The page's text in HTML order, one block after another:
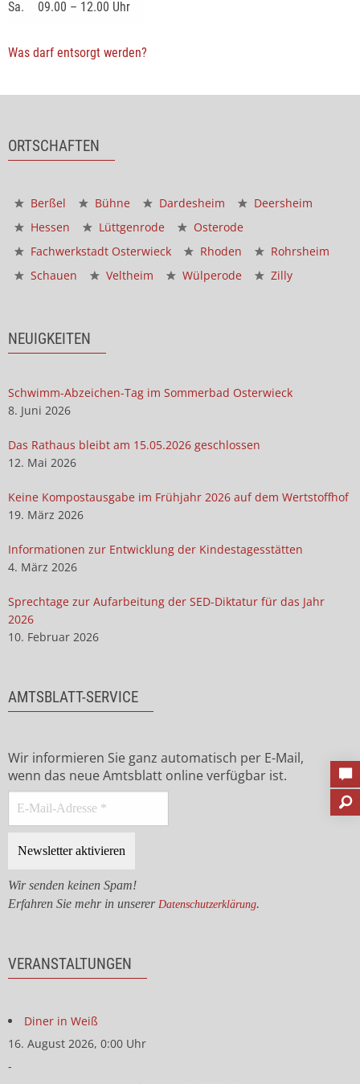
Sa. 09.00 – 12.00 Uhr
Was darf entsorgt werden?
ORTSCHAFTEN
Berßel Bühne Dardesheim
Deersheim
Hessen
Lüttgenrode
Osterode
Fachwerkstadt Osterwieck
Rhoden
Rohrsheim
Schauen
Veltheim Wülperode Zilly
NEUIGKEITEN
Schwimm-Abzeichen-Tag im Sommerbad Osterwieck
8. Juni 2026
Das Rathaus bleibt am 15.05.2026 geschlossen
12. Mai 2026
Keine Kompostausgabe im Frühjahr 2026 auf dem Wertstoffhof
19. März 2026
Informationen zur Entwicklung der Kindestagesstätten
4. März 2026
Sprechtage zur Aufarbeitung der SED-Diktatur für das Jahr
2026
10. Februar 2026
AMTSBLATT-SERVICE
Wir informieren Sie ganz automatisch per E-Mail,
wenn das neue Amtsblatt online verfügbar ist.
Wir senden keinen Spam!
Erfahren Sie mehr in unserer Datenschutzerklärung.
VERANSTALTUNGEN
Diner in Weiß
16. August 2026, 0:00 Uhr
-